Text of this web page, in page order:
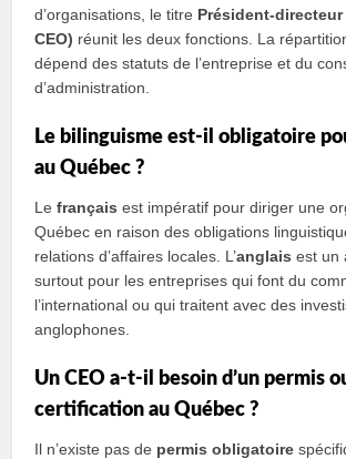
d’organisations, le titre
CEO) réunit les deux fonctions. La
dépend des statuts de l’entreprise et du
d’administration.
Le bilinguisme est‑il obligatoire
au Québec ?
Lefrançais est impératif pour diriger une
Québec en raison des obligations
relations d’affaires locales. L’anglais est un
surtout pour les entreprises qui font du
l’international ou qui traitent avec des
anglophones.
Un CEO a‑t‑il besoin d’un permis
certification au Québec ?
Il n’existe pas de permis obligatoire